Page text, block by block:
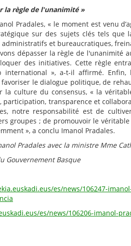
la règle de l'unanimité »
Pradales, « le moment est venu
sur des sujets clés tels que
et bureaucratiques,
dépasser la règle de l'unanimité
des initiatives. Cette règle
international », a-t-il affirmé. Enfin,
le dialogue politique, de
la culture du consensus, « la
transparence et
notre responsabilité est de
groupes ; de promouvoir le
», a conclu Imanol Pradales.
Pradales avec la ministre Mme
Gouvernement Basque
es/news/106247-
es/news/106206-imanol-